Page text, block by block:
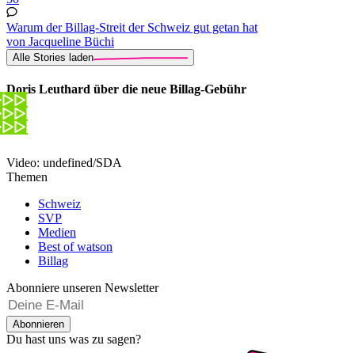
Warum der Billag-Streit der Schweiz gut getan hat
von Jacqueline Büchi
Alle Stories laden
Doris Leuthard über die neue Billag-Gebühr
Video: undefined/SDA
Themen
Schweiz
SVP
Medien
Best of watson
Billag
Abonniere unseren Newsletter
Abonnieren
Du hast uns was zu sagen?